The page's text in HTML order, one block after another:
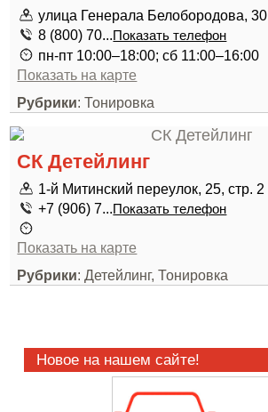
улица Генерала Белобородова, 30
8 (800) 70...Показать телефон
пн-пт 10:00–18:00; сб 11:00–16:00
Показать на карте
Рубрики: Тонировка
СК Детейлинг
1-й Митинский переулок, 25, стр. 2
+7 (906) 7...Показать телефон
Показать на карте
Рубрики: Детейлинг, Тонировка
Новое на нашем сайте!